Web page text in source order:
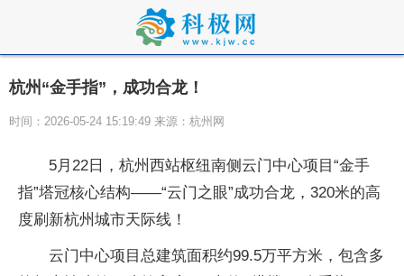
杭州“金手指”，成功合龙！
时间：2026-05-24 15:19:49 来源：杭州网
5月22日，杭州西站枢纽南侧云门中心项目“金手
指”塔冠核心结构——“云门之眼”成功合龙，320米的高
度刷新杭州城市天际线！
云门中心项目总建筑面积约99.5万平方米，包含多